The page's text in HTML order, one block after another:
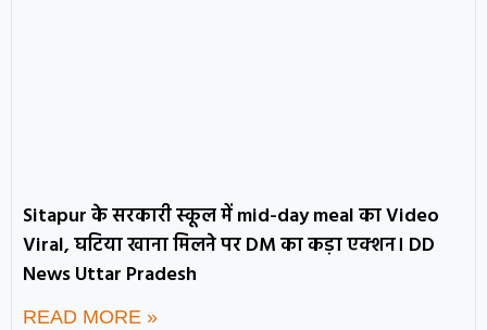
Sitapur के सरकारी स्कूल में mid-day meal का Video
Viral, घटिया खाना मिलने पर DM का कड़ा एक्शन। DD
News Uttar Pradesh
READ MORE »